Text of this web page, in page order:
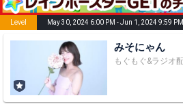
Level May 30, 2024 6:00 PM - Jun 1, 2024 9:59 PM
みそにゃん